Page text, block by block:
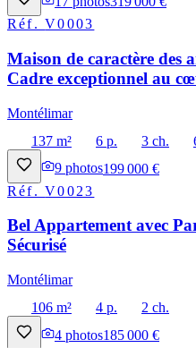
Réf.V0003
Maison de caractère des
Cadre exceptionnel au
Montélimar
137 m²
6 p. 3 ch.
9 photos199 000 €
Réf.V0023
Bel Appartement avec
Sécurisé
Montélimar
106 m²
4 p.
2 ch.
4 photos185 000 €